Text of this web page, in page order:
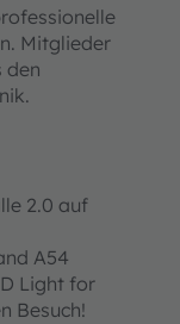
Mitglieder
den
2.0 auf
A54
Light for
Besuch!